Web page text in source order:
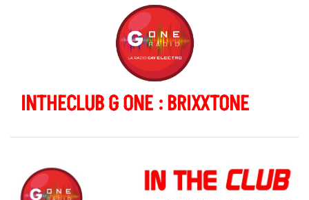
INTHECLUB G ONE : BRIXXTONE